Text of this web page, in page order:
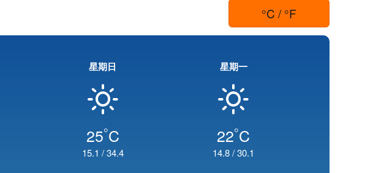
°C / °F
星期日
25°C
15.1 /34.4
星期一
22°C
14.8/30.1